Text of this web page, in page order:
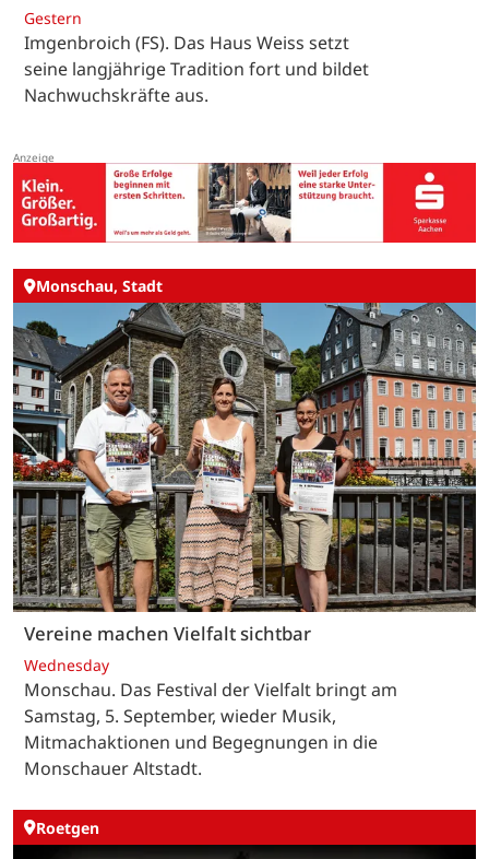
Gestern
Imgenbroich (FS). Das Haus Weiss setzt
seine langjährige Tradition fort und bildet
Nachwuchskräfte aus.
Monschau, Stadt
Vereine machen Vielfalt sichtbar
Wednesday
Monschau. Das Festival der Vielfalt bringt am
Samstag, 5. September, wieder Musik,
Mitmachaktionen und Begegnungen in die
Monschauer Altstadt.
Roetgen